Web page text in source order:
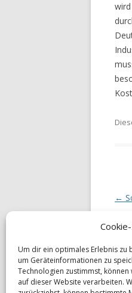
Um dir ein optimales Erlebnis zu
um Geräteinformationen zu
Technologien zustimmst,
auf dieser Website verarbeiten.
←